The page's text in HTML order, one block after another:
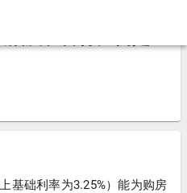
基础利率为3.25%）能为购房